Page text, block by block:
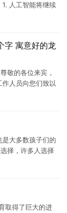
人工智能将继续
字 寓意好的龙
敬的各位来宾，
人员向您们致以
大多数孩子们的
择，许多人选择
取得了巨大的进